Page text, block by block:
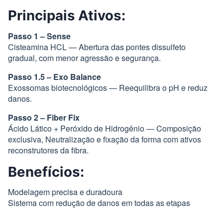
Principais Ativos:
Passo 1 – Sense
Cisteamina HCL — Abertura das pontes dissulfeto
gradual, com menor agressão e segurança.
Passo 1.5 – Exo Balance
Exossomas biotecnológicos — Reequilibra o pH e reduz
danos.
Passo 2 – Fiber Fix
Ácido Lático + Peróxido de Hidrogênio — Composição
exclusiva, Neutralização e fixação da forma com ativos
reconstrutores da fibra.
Benefícios:
Modelagem precisa e duradoura
Sistema com redução de danos em todas as etapas